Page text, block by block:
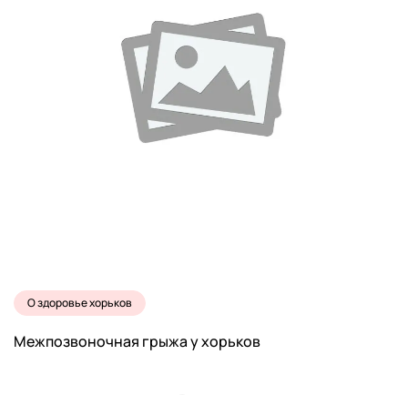
О здоровье хорьков
Межпозвоночная грыжа у хорьков